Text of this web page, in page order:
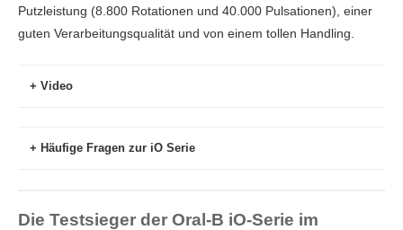
Putzleistung (8.800 Rotationen und 40.000 Pulsationen), einer
guten Verarbeitungsqualität und von einem tollen Handling.
Video
Häufige Fragen zur iO Serie
Die Testsieger der Oral-B iO-Serie im